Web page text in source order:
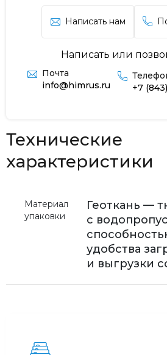
Написать нам
Написать или
Почта
info@himrus.ru
+7
Технические
характеристики
Материал
упаковки
Геоткань —
с
удобства
и выгрузки